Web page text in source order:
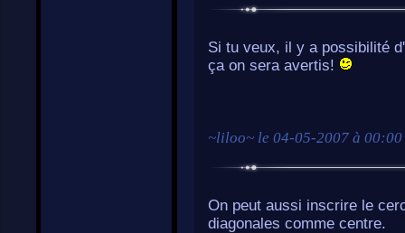
Si tu veux, il y a possibilité
ça on sera avertis!
~liloo~ le 04-05-2007 à 00:00
On peut aussi inscrire le
diagonales comme centre.